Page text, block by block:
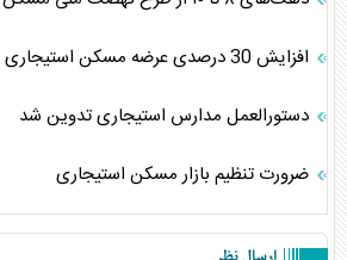
افزایش 30 درصدی عرضه مسکن استیجاری
دستورالعمل مدارس استیجاری تدوين شد
ضرورت تنظیم بازار مسکن استیجاری